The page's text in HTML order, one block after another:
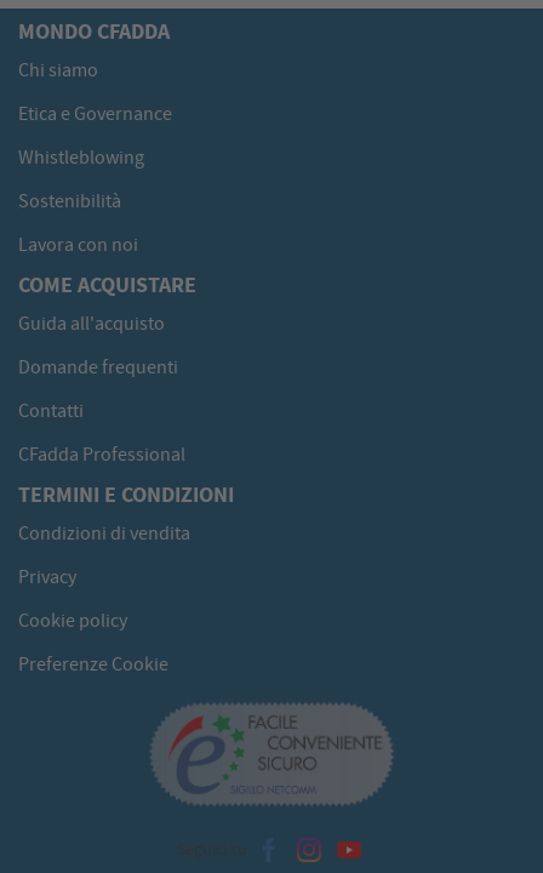
MONDO CFADDA
Chi siamo
Etica e Governance
Whistleblowing
Sostenibilità
Lavora con noi
COME ACQUISTARE
Guida all'acquisto
Domande frequenti
Contatti
CFadda Professional
TERMINI E CONDIZIONI
Condizioni di vendita
Privacy
Cookie policy
Preferenze Cookie
Seguici su